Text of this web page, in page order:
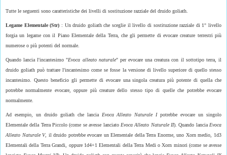
Tutte le seguenti sono caratteristiche dei livelli di sostituzione razziale del druido goliath.
Legame Elementale (Str) : Un druido goliath che sceglie il livello di sostituzione razziale di 1° livello
forgia un legame con il Piano Elementale della Terra, che gli permette di evocare creature terrestri più
numerose o più potenti del normale.
Quando lancia l'incantesimo "Evoca alleato naturale" per evocare una creatura con il sottotipo terra, il
druido goliath può trattare l'incantesimo come se fosse la versione di livello superiore di quello stesso
incantesimo. Questo beneficio gli permette di evocare una singola creatura più potente di quella che
potrebbe normalmente evocare, oppure più creature dello stesso tipo di quelle che potrebbe evocare
normalmente.
Ad esempio, un druido goliath che lancia Evoca Alleato Naturale Ipotrebbe evocare un singolo
Elementale della Terra Piccolo (come se avesse lanciato Evoca Alleato Naturale II). Quando lancia Evoca
Alleato Naturale V, il druido potrebbe evocare un Elementale della Terra Enorme, uno Xorn medio, 1d3
Elementali della Terra Grandi, oppure 1d4+1 Elementali della Terra Medi o Xorn minori (come se avesse